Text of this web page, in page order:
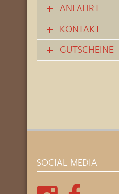
ANFAHRT
KONTAKT
GUTSCHEINE
SOCIAL MEDIA